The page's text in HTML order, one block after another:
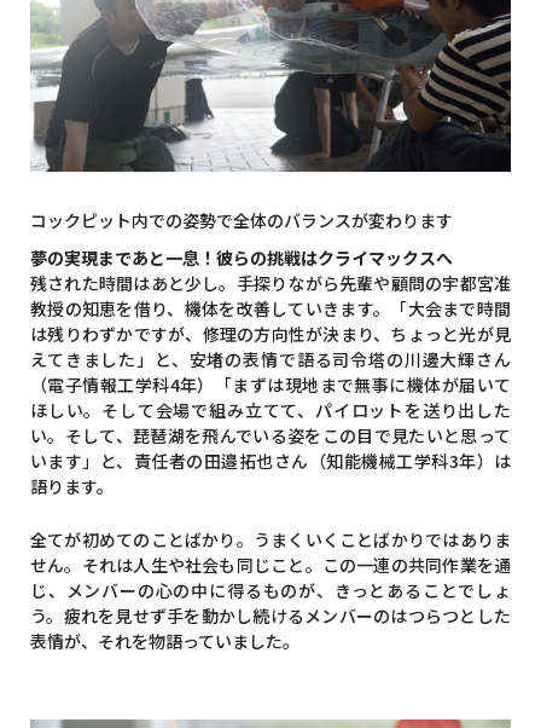
コックピット内での姿勢で全体のバランスが変わります
夢の実現まであと一息！彼らの挑戦はクライマックスへ
残された時間はあと少し。手探りながら先輩や顧問の宇都宮准
教授の知恵を借り、機体を改善していきます。「大会まで時間
は残りわずかですが、修理の方向性が決まり、ちょっと光が見
えてきました」と、安堵の表情で語る司令塔の川邊大輝さん
（電子情報工学科4年）「まずは現地まで無事に機体が届いて
ほしい。そして会場で組み立てて、パイロットを送り出した
い。そして、琵琶湖を飛んでいる姿をこの目で見たいと思って
います」と、責任者の田邉拓也さん（知能機械工学科3年）は
語ります。
全てが初めてのことばかり。うまくいくことばかりではありま
せん。それは人生や社会も同じこと。この一連の共同作業を通
じ、メンバーの心の中に得るものが、きっとあることでしょ
う。疲れを見せず手を動かし続けるメンバーのはつらつとした
表情が、それを物語っていました。